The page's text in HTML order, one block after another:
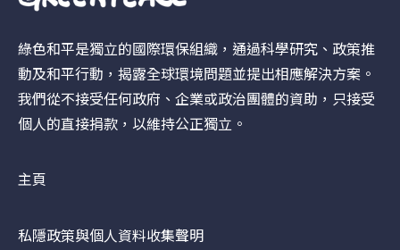
綠色和平是獨立的國際環保組織，通過科學研究、政策推
動及和平行動，揭露全球環境問題並提出相應解決方案。
我們從不接受任何政府、企業或政治團體的資助，只接受
個人的直接捐款，以維持公正獨立。
主頁
私隱政策與個人資料收集聲明